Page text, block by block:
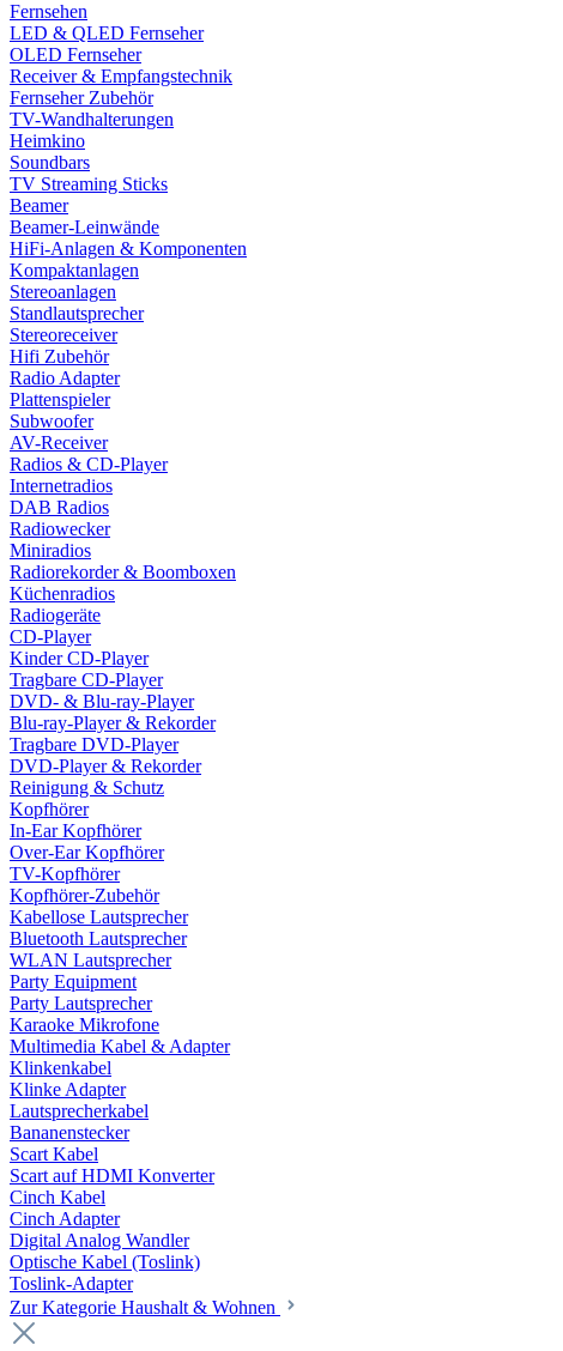
Fernsehen
LED & QLED Fernseher
OLED Fernseher
Receiver & Empfangstechnik
Fernseher Zubehör
TV-Wandhalterungen
Heimkino
Soundbars
TV Streaming Sticks
Beamer
Beamer-Leinwände
HiFi-Anlagen & Komponenten
Kompaktanlagen
Stereoanlagen
Standlautsprecher
Stereoreceiver
Hifi Zubehör
Radio Adapter
Plattenspieler
Subwoofer
AV-Receiver
Radios & CD-Player
Internetradios
DAB Radios
Radiowecker
Miniradios
Radiorekorder & Boomboxen
Küchenradios
Radiogeräte
CD-Player
Kinder CD-Player
Tragbare CD-Player
DVD- & Blu-ray-Player
Blu-ray-Player & Rekorder
Tragbare DVD-Player
DVD-Player & Rekorder
Reinigung & Schutz
Kopfhörer
In-Ear Kopfhörer
Over-Ear Kopfhörer
TV-Kopfhörer
Kopfhörer-Zubehör
Kabellose Lautsprecher
Bluetooth Lautsprecher
WLAN Lautsprecher
Party Equipment
Party Lautsprecher
Karaoke Mikrofone
Multimedia Kabel & Adapter
Klinkenkabel
Klinke Adapter
Lautsprecherkabel
Bananenstecker
Scart Kabel
Scart auf HDMI Konverter
Cinch Kabel
Cinch Adapter
Digital Analog Wandler
Optische Kabel (Toslink)
Toslink-Adapter
Zur Kategorie Haushalt & Wohnen